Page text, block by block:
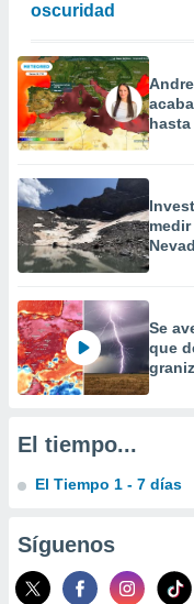
un
perfiles
utilizar
crear un
la
contenido
medir el
de la
el
de
de
de
uso de
con el
oscuridad
hasta
Se
que
El tiempo...
El Tiempo 1 - 7 días
Síguenos